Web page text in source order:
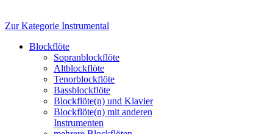
Zur Kategorie Instrumental
Blockflöte
Sopranblockflöte
Altblockflöte
Tenorblockflöte
Bassblockflöte
Blockflöte(n) und Klavier
Blockflöte(n) mit anderen
Instrumenten